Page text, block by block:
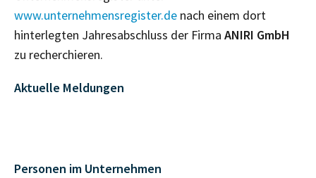
www.unternehmensregister.de nach einem dort
hinterlegten Jahresabschluss der Firma ANIRI GmbH
zu recherchieren.
Aktuelle Meldungen
Personen im Unternehmen